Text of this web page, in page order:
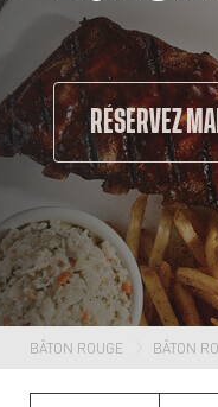
RÉSERVEZ
BÂTON ROUGE BÂTON